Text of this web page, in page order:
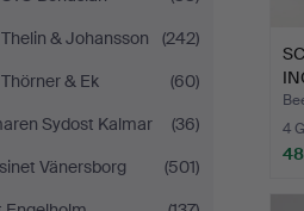
& Johansson
(242)
& Ek
(60)
Sydost Kalmar
(36)
Vänersborg
(501)
4